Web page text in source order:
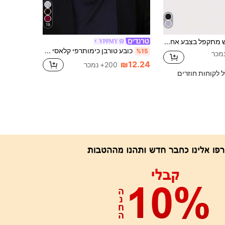
כובע שמש מתקפל בצבע אחיד הפיך לגברים אחד, מתאים ללבוש יומיומי
לקוחות חוזרים
19
YPPMY
%15 כובע טורבן כימותרפי קלאסי בצבע אחיד לנשים, גמישות גבוהה ועיצוב קפלים, נגד החלקה ונושם, כיסוי ראש קפלים רב שכבתי לחיג'אב, בד סרוג מודאלי רך וידידותי לעור, מתאים ללבוש יומיומי
₪12.24 200+ נמכר
אפליקציה